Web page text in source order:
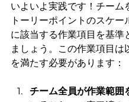
いよいよ実践です！チーム
トーリーポイントのスケー
に該当する作業項目を基準
ましょう。この作業項目は
を満たす必要があります：
チーム全員が作業範囲